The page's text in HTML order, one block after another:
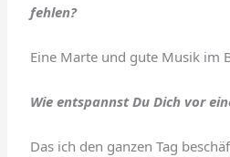
fehlen?
Eine Marte und gute Musik im
Wie entspannst Du Dich vor
Das ich den ganzen Tag